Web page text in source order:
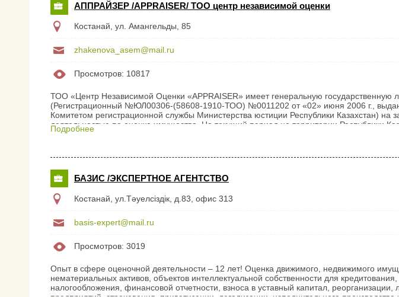
АППРАЙЗЕР /APPRAISER/ ТОО центр независимой оценки
Костанай, ул. Амангельды, 85
zhakenova_asem@mail.ru
Просмотров: 10817
ТОО «Центр Независимой Оценки «APPRAISER» имеет генеральную государственную
(Регистрационный №ЮЛ00306-(58608-1910-ТОО) №0011202 от «02» июня 2006 г.,
Комитетом регистрационной службы Министерства юстиции Республики Казахстан) на
деятельностью по оценке имущества. На текущий период на территории Республики
функционируют шестнадцать филиалов, в том числе одним из первых был
Подробнее
БАЗИС /ЭКСПЕРТНОЕ АГЕНТСТВО
Костанай, ул.Тәуелсіздік, д.83, офис 313
basis-expert@mail.ru
Просмотров: 3019
Опыт в сфере оценочной деятельности – 12 лет! Оценка движимого, недвижимого
нематериальных активов, объектов интеллектуальной собственности для кредитования,
налогообложения, финансовой отчетности, взноса в уставный капитал, реорганизации,